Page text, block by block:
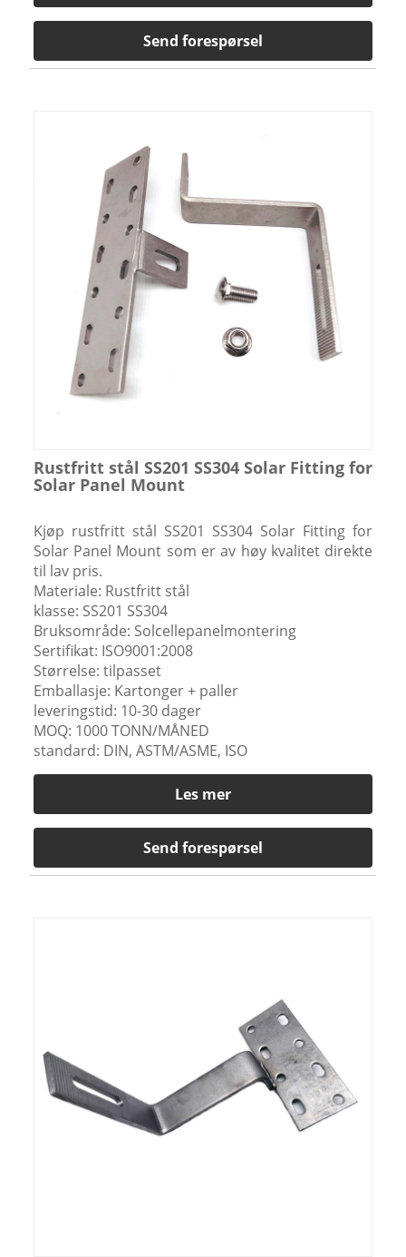
Send forespørsel
Rustfritt stål SS201 SS304 Solar Fitting for
Solar Panel Mount
Kjøp rustfritt stål SS201 SS304 Solar Fitting for
Solar Panel Mount som er av høy kvalitet direkte
til lav pris.
Materiale: Rustfritt stål
klasse: SS201 SS304
Bruksområde: Solcellepanelmontering
Sertifikat: ISO9001:2008
Størrelse: tilpasset
Emballasje: Kartonger + paller
leveringstid: 10-30 dager
MOQ: 1000 TONN/MÅNED
standard: DIN, ASTM/ASME, ISO
Les mer
Send forespørsel